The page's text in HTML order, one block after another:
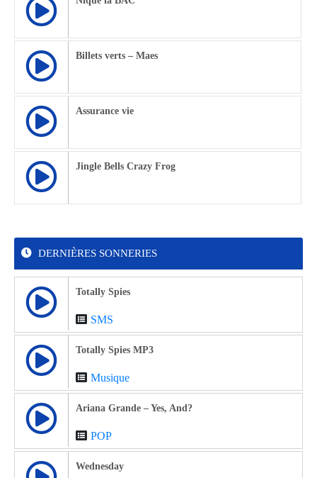
Billets verts – Maes
Assurance vie
Jingle Bells Crazy Frog
DERNIÈRES SONNERIES
Totally Spies
SMS
Totally Spies MP3
Musique
Ariana Grande – Yes, And?
POP
Wednesday